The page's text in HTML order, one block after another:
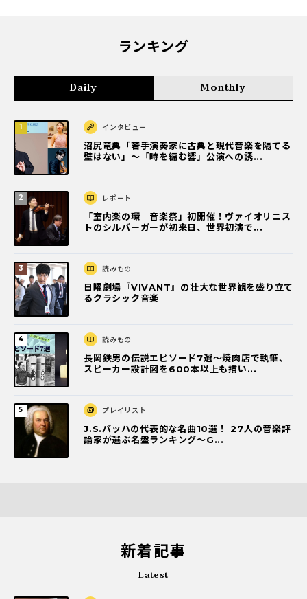
ランキング
Daily Monthly
インタビュー
沼尻竜典「若手演奏家に古典と現代音楽を隔てる
壁はない」～「時を編む響」公演への誘...
レポート
「室内楽の環 音楽祭」初開催！ヴァイオリニス
トのシルバーガーが初来日、世界初演で...
読みもの
日曜劇場『VIVANT』の壮大な世界観を盛り立て
るクラシック音楽
読みもの
長岡鉄男の伝説エピソード7選〜焼肉店で執筆、
スピーカー設計図を600本以上も描い...
プレイリスト
J.S.バッハの代表的な名曲10選！ 27人の音楽評
論家が選ぶ名盤ランキング〜G...
新着記事
Latest